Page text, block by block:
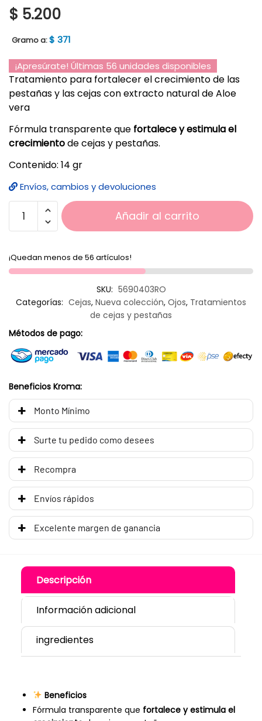
$ 5.200
Gramo a:$ 371
¡Apresúrate! Últimas 56 unidades disponibles
Tratamiento para fortalecer el crecimiento de las
pestañas y las cejas con extracto natural de Aloe
vera
Fórmula transparente que fortalece y estimula el
crecimientode cejas y pestañas.
Contenido: 14 gr
Envíos, cambios y devoluciones
Añadir al carrito
¡Quedan menos de 56 artículos!
SKU: 5690403RO
Categorías: Cejas, Nueva colección, Ojos, Tratamientos
de cejas y pestañas
Métodos de pago:
Beneficios Kroma:
Monto Mínimo
Surte tu pedido como desees
Recompra
Envíos rápidos
Excelente margen de ganancia
Descripción
Información adicional
ingredientes
Beneficios
Fórmula transparente que fortalece y estimula el